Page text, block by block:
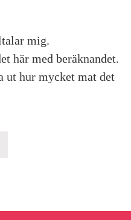
mig.
här med beräknandet.
ut hur mycket mat det